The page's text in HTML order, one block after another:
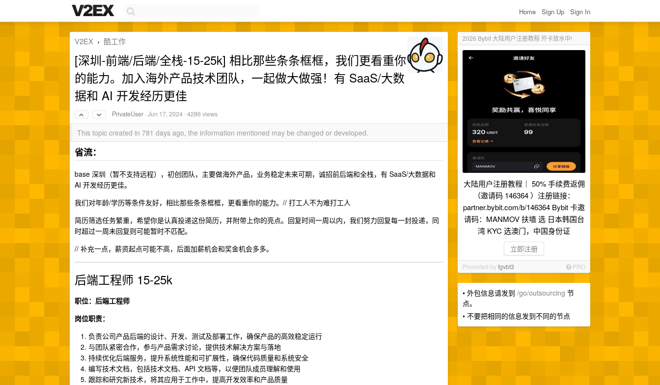
Home Sign Up Sign In
2026 Bybit 大陆用户注册教程 开卡放水中!
大陆用户注册教程｜ 50% 手续费返佣
（邀请码 146364 ）注册链接：
partner.bybit.com/b/146364 Bybit 卡邀
请码：MANMOV 扶墙 选 日本韩国台
湾 KYC 选澳门，中国身份证
立即注册
Promoted byfgvbt3 PRO
• 外包信息请发到 /go/outsourcing 节
点。
• 不要把相同的信息发到不同的节点
V2EX › 酷工作
[深圳-前端/后端/全栈-15-25k] 相比那些条条框框，我们更看重你
的能力。加入海外产品技术团队，一起做大做强！有 SaaS/大数
据和 AI 开发经历更佳
PrivateUser ·Jun 17, 2024 · 4286 views
This topic created in 781 days ago, the information mentioned may be changed or developed.
省流：
base 深圳（暂不支持远程），初创团队，主要做海外产品，业务稳定未来可期，诚招前后端和全栈，有 SaaS/大数据和
AI 开发经历更佳。
我们对年龄/学历等条件友好，相比那些条条框框，更看重你的能力。// 打工人不为难打工人
简历筛选任务繁重，希望你是认真投递这份简历，并附带上你的亮点。回复时间一周以内，我们努力回复每一封投递，同
时超过一周未回复则可能暂时不匹配。
// 补充一点，薪资起点可能不高，后面加薪机会和奖金机会多多。
后端工程师 15-25k
职位：后端工程师
岗位职责：
负责公司产品后端的设计、开发、测试及部署工作，确保产品的高效稳定运行
与团队紧密合作，参与产品需求讨论，提供技术解决方案与落地
持续优化后端服务，提升系统性能和可扩展性，确保代码质量和系统安全
编写技术文档，包括技术文档、API 文档等，以便团队成员理解和使用
跟踪和研究新技术，将其应用于工作中，提高开发效率和产品质量